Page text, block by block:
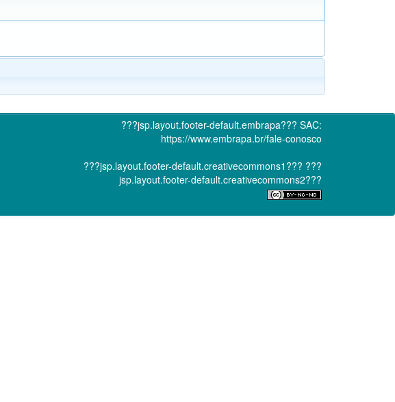
???jsp.layout.footer-default.embrapa??? SAC:
https://www.embrapa.br/fale-conosco
???jsp.layout.footer-default.creativecommons1??? ???
jsp.layout.footer-default.creativecommons2???